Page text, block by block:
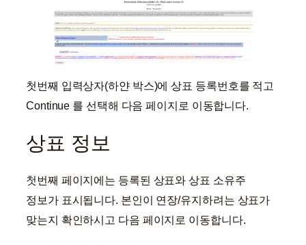
첫번째 입력상자(하얀 박스)에 상표 등록번호를 적고
Continue 를 선택해 다음 페이지로 이동합니다.
상표 정보
첫번째 페이지에는 등록된 상표와 상표 소유주
정보가 표시됩니다. 본인이 연장/유지하려는 상표가
맞는지 확인하시고 다음 페이지로 이동합니다.